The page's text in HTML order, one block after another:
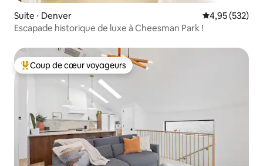
Suite ⋅ Denver Évaluation
4,95 (532)
Escapade historique de luxe à Cheesman Park !
Coups de cœur voyageurs les plus appréciés
Coup de cœur voyageurs